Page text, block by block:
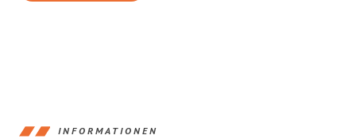
INFORMATIONEN